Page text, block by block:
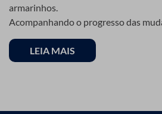
Ao contrário dos botões tradicionais
costuras complexas, o botão
facilidade, exigindo apenas pequenos
a instalação de suas abas metálicas.
armarinhos.
Acompanhando o progresso das
crescimento expansivo de seus
uma das maiores referências em loja
varejo como no atacado. Além disso,
LEIA MAIS